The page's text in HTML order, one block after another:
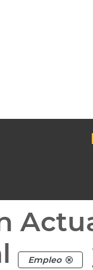
Empleo